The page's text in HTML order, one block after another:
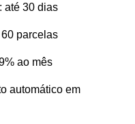
até 30 dias
parcelas
ao mês
automático em